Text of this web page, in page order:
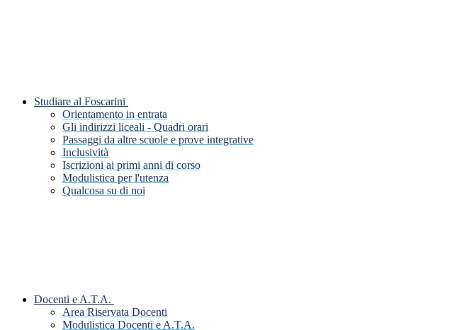
Studiare al Foscarini
Orientamento in entrata
Gli indirizzi liceali - Quadri orari
Passaggi da altre scuole e prove integrative
Inclusività
Iscrizioni ai primi anni di corso
Modulistica per l'utenza
Qualcosa su di noi
Docenti e A.T.A.
Area Riservata Docenti
Modulistica Docenti e A.T.A.